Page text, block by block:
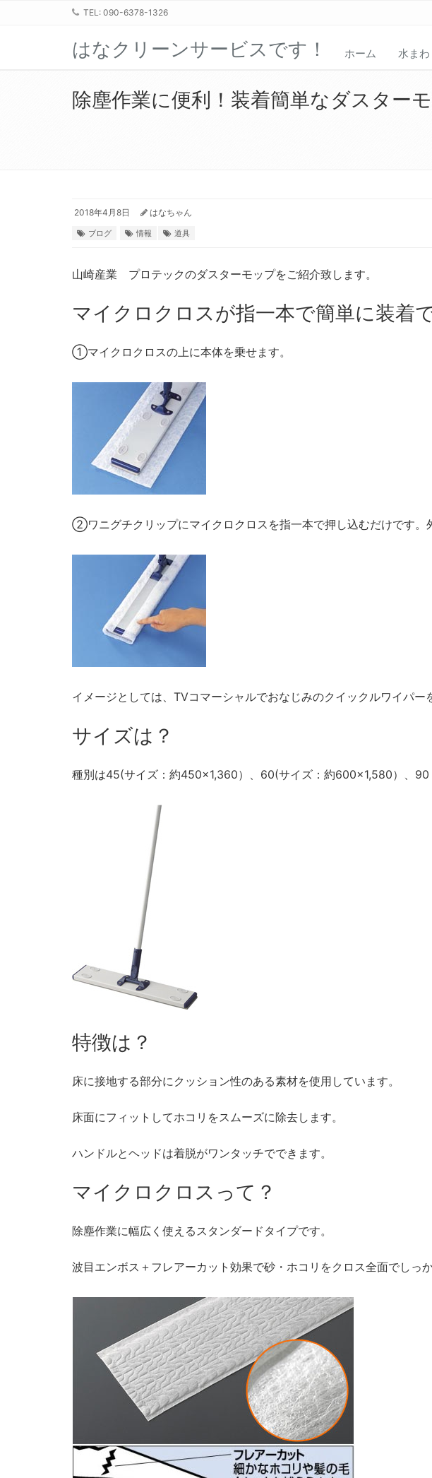
TEL: 090-6378-1326
はなクリーンサービスです！ ホーム 水ま
除塵作業に便利！装着簡単なダスター
2018年4月8日 はなちゃん
ブログ 情報 道具
山崎産業 プロテックのダスターモップをご紹介致します。
マイクロクロスが指一本で簡単に装着
①マイクロクロスの上に本体を乗せます。
②ワニグチクリップにマイクロクロスを指一本で押し込むだけです。
イメージとしては、TVコマーシャルでおなじみのクイックルワイパー
サイズは？
種別は45(サイズ：約450×1,360）、60(サイズ：約600×1,580）、90
特徴は？
床に接地する部分にクッション性のある素材を使用しています。
床面にフィットしてホコリをスムーズに除去します。
ハンドルとヘッドは着脱がワンタッチでできます。
マイクロクロスって？
除塵作業に幅広く使えるスタンダードタイプです。
波目エンボス＋フレアーカット効果で砂・ホコリをクロス全面でしっか